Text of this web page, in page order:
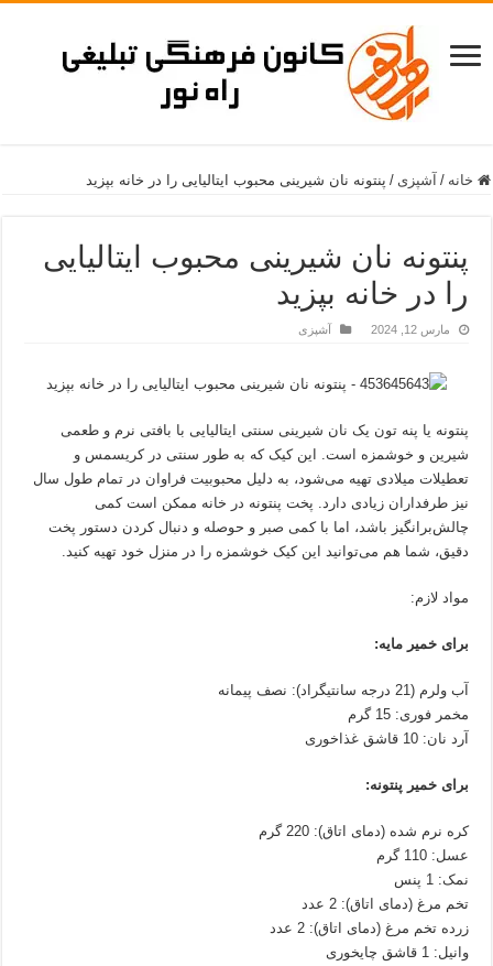
خانه / آشپزی / پنتونه نان شیرینی محبوب ایتالیایی را در خانه بپزید
پنتونه نان شیرینی محبوب ایتالیایی
را در خانه بپزید
مارس 12, 2024 آشپزی
پنتونه یا پنه تون یک نان شیرینی سنتی ایتالیایی با بافتی نرم و طعمی
شیرین و خوشمزه است. این کیک که به طور سنتی در کریسمس و
تعطیلات میلادی تهیه می‌شود، به دلیل محبوبیت فراوان در تمام طول سال
نیز طرفداران زیادی دارد. پخت پنتونه در خانه ممکن است کمی
چالش‌برانگیز باشد، اما با کمی صبر و حوصله و دنبال کردن دستور پخت
دقیق، شما هم می‌توانید این کیک خوشمزه را در منزل خود تهیه کنید.
مواد لازم:
برای خمیر مایه:
آب ولرم (21 درجه سانتیگراد): نصف پیمانه
مخمر فوری: 15 گرم
آرد نان: 10 قاشق غذاخوری
برای خمیر پنتونه:
کره نرم شده (دمای اتاق): 220 گرم
عسل: 110 گرم
نمک: 1 پنس
تخم مرغ (دمای اتاق): 2 عدد
زرده تخم مرغ (دمای اتاق): 2 عدد
وانیل: 1 قاشق چایخوری